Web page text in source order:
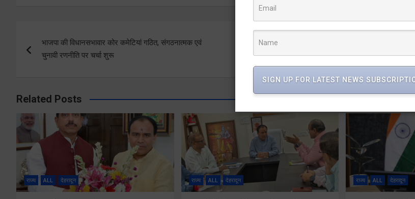
navigation
भाजपा की विधानसभावार कोर कमेटियां गठित, संगठनात्मक एवं
चुनावी रणनीति पर चर्चा शुरू
मंत्री गणेश जोशी ने जखोली में जनकल्याण शिविर में
Related Posts
राज्य ALL देहरादून राज्य ALL देहरादून राज्य ALL देहरादून
SIGN UP FOR LATEST NEWS